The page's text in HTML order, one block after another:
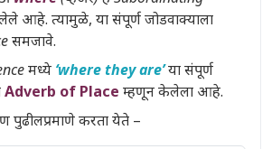
आहे. त्यामुळे, या संपूर्ण जोडवाक्याला
समजावे.
मध्ये ‘where they are’या संपूर्ण
Adverb of Place म्हणून केलेला आहे.
पुढीलप्रमाणे करता येते –